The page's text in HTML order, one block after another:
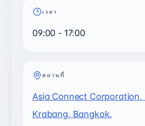
เวลา
09:00 - 17:00
สถานที่
Asia Connect Corporation,
Krabang, Bangkok.